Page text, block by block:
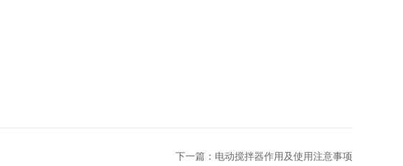
下一篇： 电动搅拌器作用及使用注意事项